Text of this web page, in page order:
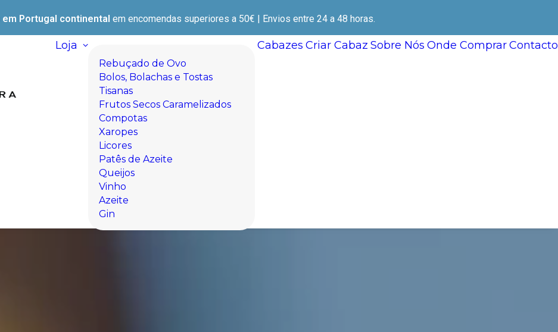
Portugal continental em encomendas superiores a 50€ | Envios entre 24 a 48 horas.
Loja
Rebuçado de Ovo
Bolos, Bolachas e Tostas
Tisanas
Frutos Secos Caramelizados
Compotas
Xaropes
Licores
Patês de Azeite
Queijos
Vinho
Azeite
Gin
Cabazes Criar Cabaz Sobre Nós Onde Comprar